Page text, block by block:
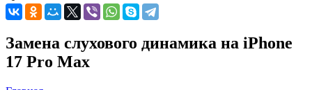
Замена слухового динамика на iPhone
17 Pro Max